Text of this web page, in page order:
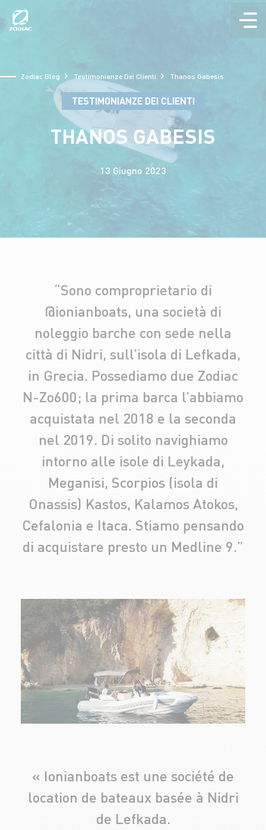
contenu
Zodiac Blog Testimonianze Dei Clienti Thanos Gabesis
TESTIMONIANZE DEI CLIENTI
THANOS GABESIS
13 Giugno 2023
“Sono comproprietario di
@ionianboats, una società di
noleggio barche con sede nella
città di Nidri, sull’isola di Lefkada,
in Grecia. Possediamo due Zodiac
N-Zo600; la prima barca l’abbiamo
acquistata nel 2018 e la seconda
nel 2019. Di solito navighiamo
intorno alle isole di Leykada,
Meganisi, Scorpios (isola di
Onassis) Kastos, Kalamos Atokos,
Cefalonia e Itaca. Stiamo pensando
di acquistare presto un Medline 9.”
« Ionianboats est une société de
location de bateaux basée à Nidri
de Lefkada.